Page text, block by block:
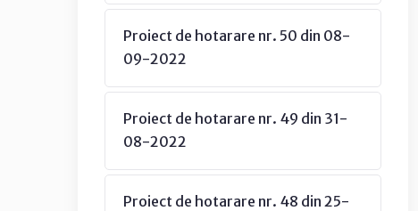
Proiect de hotarare nr. 50 din 08-
09-2022
Proiect de hotarare nr. 49 din 31-
08-2022
Proiect de hotarare nr. 48 din 25-